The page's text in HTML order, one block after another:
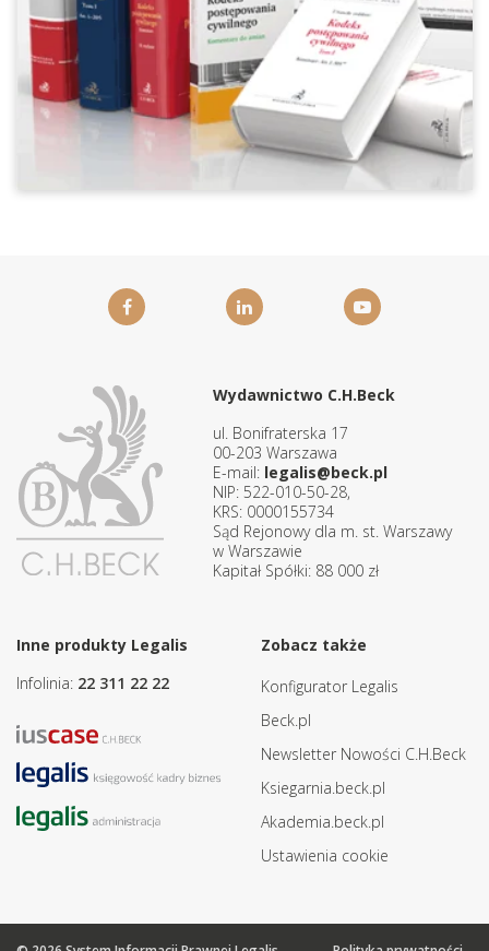
Wydawnictwo C.H.Beck
ul. Bonifraterska 17
00-203 Warszawa
E-mail: legalis@beck.pl
NIP: 522-010-50-28,
KRS: 0000155734
Sąd Rejonowy dla m. st. Warszawy
w Warszawie
Kapitał Spółki: 88 000 zł
Inne produkty Legalis
Infolinia: 22 311 22 22
Zobacz także
Konfigurator Legalis
Beck.pl
Newsletter Nowości C.H.Beck
Ksiegarnia.beck.pl
Akademia.beck.pl
Ustawienia cookie